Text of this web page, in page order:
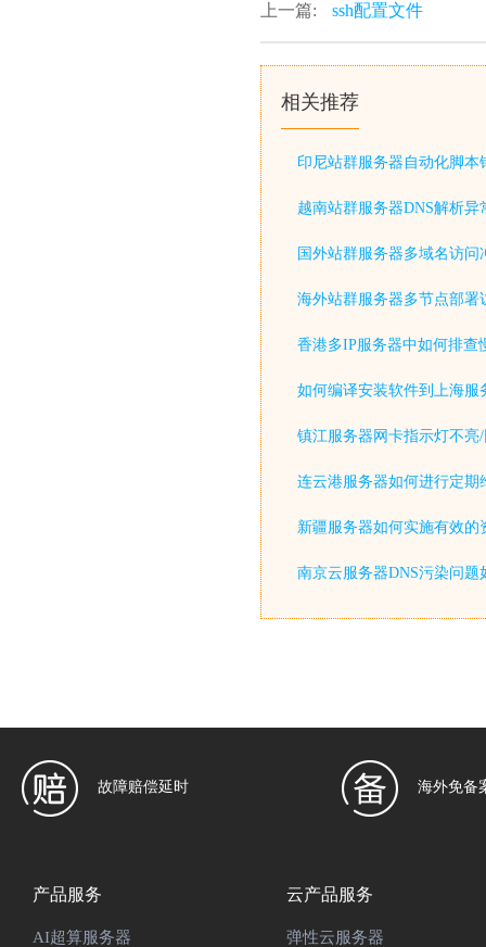
上一篇: ssh配置文件
相关推荐
印尼站群服务器自动化脚本
越南站群服务器DNS解析异
国外站群服务器多域名访问
海外站群服务器多节点部署
香港多IP服务器中如何排查
如何编译安装软件到上海服
镇江服务器网卡指示灯不亮
连云港服务器如何进行定期
新疆服务器如何实施有效的
南京云服务器DNS污染问题
故障赔偿延时 海外免备
产品服务
AI超算服务器
云产品服务
弹性云服务器